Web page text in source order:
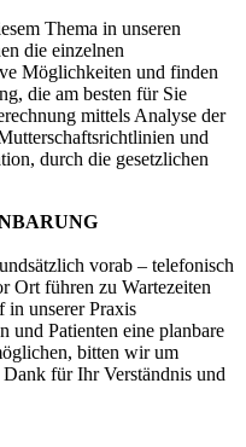
Thema in unseren
die einzelnen
Möglichkeiten und finden
die am besten für Sie
mittels Analyse der
und
durch die gesetzlichen
vorab – telefonisch
Ort führen zu Wartezeiten
in unserer Praxis
und Patienten eine planbare
bitten wir um
für Ihr Verständnis und